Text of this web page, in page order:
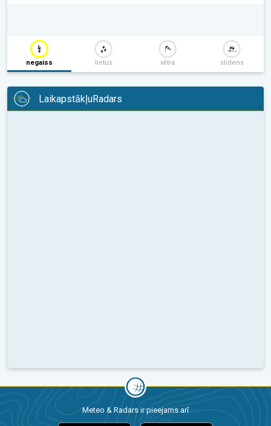
negaiss lietus vētra slidens
LaikapstākļuRadars
Meteo & Radars ir pieejams arī